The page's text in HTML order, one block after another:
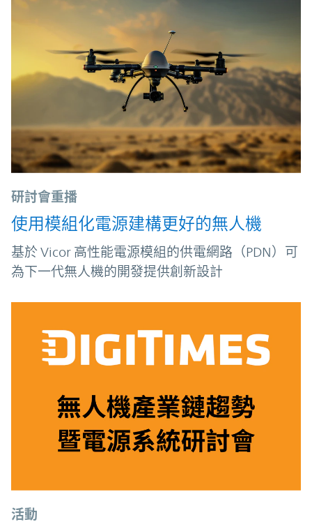
研討會重播
使用模組化電源建構更好的無人機
基於 Vicor 高性能電源模組的供電網路（PDN）可
為下一代無人機的開發提供創新設計
活動